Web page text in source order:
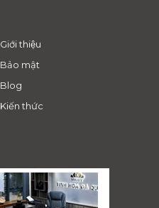
Giới thiệu
Bảo mật
Blog
Kiến thức